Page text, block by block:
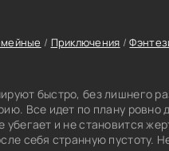
переживающий утрату
Вскоре он знакомится с
с этим
предстоит прийти
Ведь пилоту нужно
/ Приключения /
быстро, без лишнего
Все идет по плану ровно
и не становится
себя странную пустоту.